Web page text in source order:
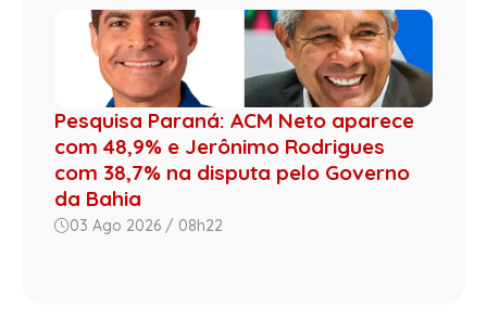
Pesquisa Paraná: ACM Neto aparece
com 48,9% e Jerônimo Rodrigues
com 38,7% na disputa pelo Governo
da Bahia
03 Ago 2026 / 08h22